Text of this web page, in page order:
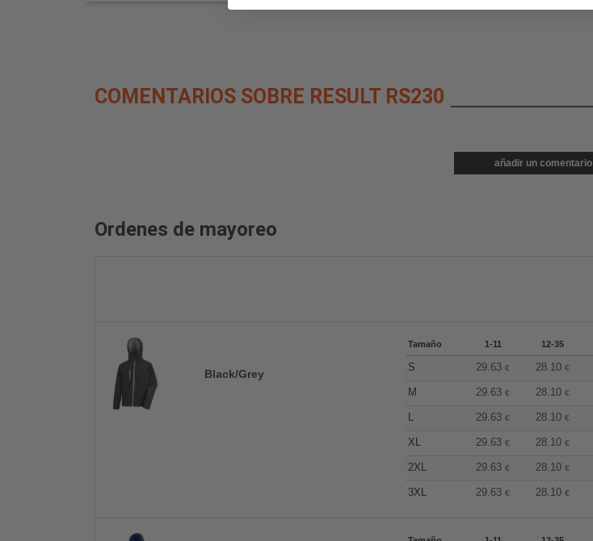
COMENTARIOS SOBRE RESULT RS230
añadir un comentario
Ordenes de mayoreo
Black/Grey
Tamaño 1-11 12-35
S 29.63€ 28.10€
M 29.63€ 28.10€
L 29.63€ 28.10€
XL 29.63€ 28.10€
2XL 29.63€ 28.10€
3XL 29.63€ 28.10€